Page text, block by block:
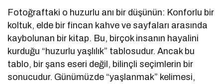
Fotoğraftaki o huzurlu anı bir düşünün: Konforlu bir
koltuk, elde bir fincan kahve ve sayfaları arasında
kaybolunan bir kitap. Bu, birçok insanın hayalini
kurduğu “huzurlu yaşlılık” tablosudur. Ancak bu
tablo, bir şans eseri değil, bilinçli seçimlerin bir
sonucudur. Günümüzde “yaşlanmak” kelimesi,